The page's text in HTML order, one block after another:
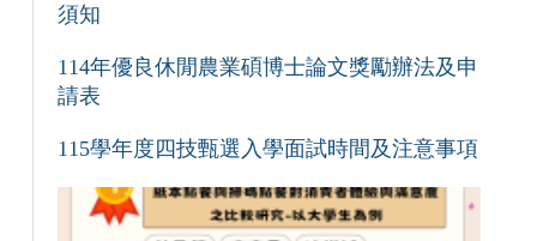
須知
114年優良休閒農業碩博士論文獎勵辦法及申
請表
115學年度四技甄選入學面試時間及注意事項